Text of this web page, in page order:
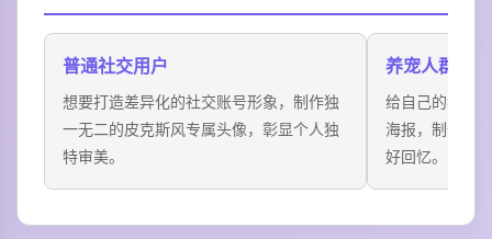
普通社交用户
想要打造差异化的社交账号形象，制作独
一无二的皮克斯风专属头像，彰显个人独
特审美。
养宠人群
给自己的猫狗
海报，制作明
好回忆。